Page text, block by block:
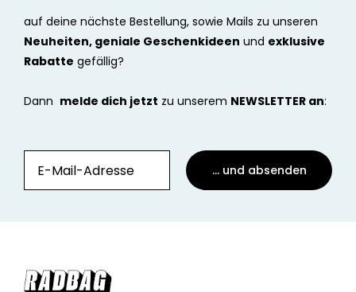
auf deine nächste Bestellung, sowie Mails zu unseren
Neuheiten, geniale Geschenkideen und exklusive
Rabatte gefällig?
Dann melde dich jetzt zu unserem NEWSLETTER an:
... und absenden